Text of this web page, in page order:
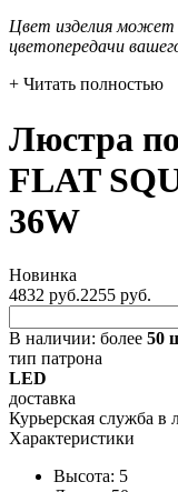
Цвет изделия может
цветопередачи
+ Читать полностью
Люстра
FLAT
36W
Новинка
4832 руб.2255 руб.
В наличии: более 50
тип патрона
LED
доставка
Курьерская служба в
Характеристики
Высота: 5